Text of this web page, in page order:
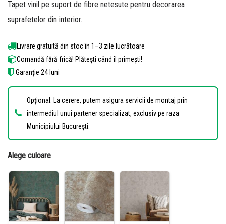
Tapet vinil pe suport de fibre netesute pentru decorarea
suprafetelor din interior.
Livrare gratuită din stoc în 1–3 zile lucrătoare
Comandă fără frică! Plătești când îl primești!
Garanție 24 luni
Opțional: La cerere, putem asigura servicii de montaj prin
intermediul unui partener specializat, exclusiv pe raza
Municipiului București.
Alege culoare